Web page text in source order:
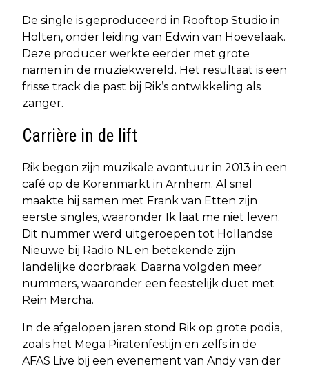
De single is geproduceerd in Rooftop Studio in
Holten, onder leiding van Edwin van Hoevelaak.
Deze producer werkte eerder met grote
namen in de muziekwereld. Het resultaat is een
frisse track die past bij Rik’s ontwikkeling als
zanger.
Carrière in de lift
Rik begon zijn muzikale avontuur in 2013 in een
café op de Korenmarkt in Arnhem. Al snel
maakte hij samen met Frank van Etten zijn
eerste singles, waaronder Ik laat me niet leven.
Dit nummer werd uitgeroepen tot Hollandse
Nieuwe bij Radio NL en betekende zijn
landelijke doorbraak. Daarna volgden meer
nummers, waaronder een feestelijk duet met
Rein Mercha.
In de afgelopen jaren stond Rik op grote podia,
zoals het Mega Piratenfestijn en zelfs in de
AFAS Live bij een evenement van Andy van der